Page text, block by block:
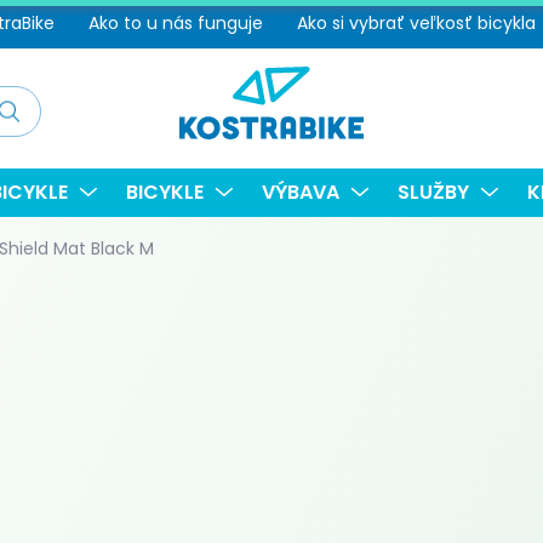
Ako to u nás funguje Ako si vybrať veľkosť bicykla
BICYKLE VÝBAVA SLUŽBY
Mat Black M